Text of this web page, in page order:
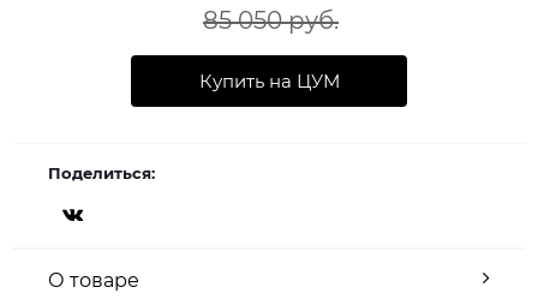
85 050 руб.
Купить на ЦУМ
Поделиться:
О товаре